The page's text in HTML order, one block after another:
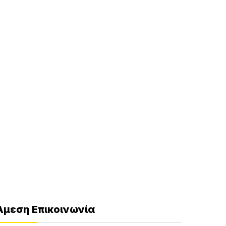
Επικοινωνία